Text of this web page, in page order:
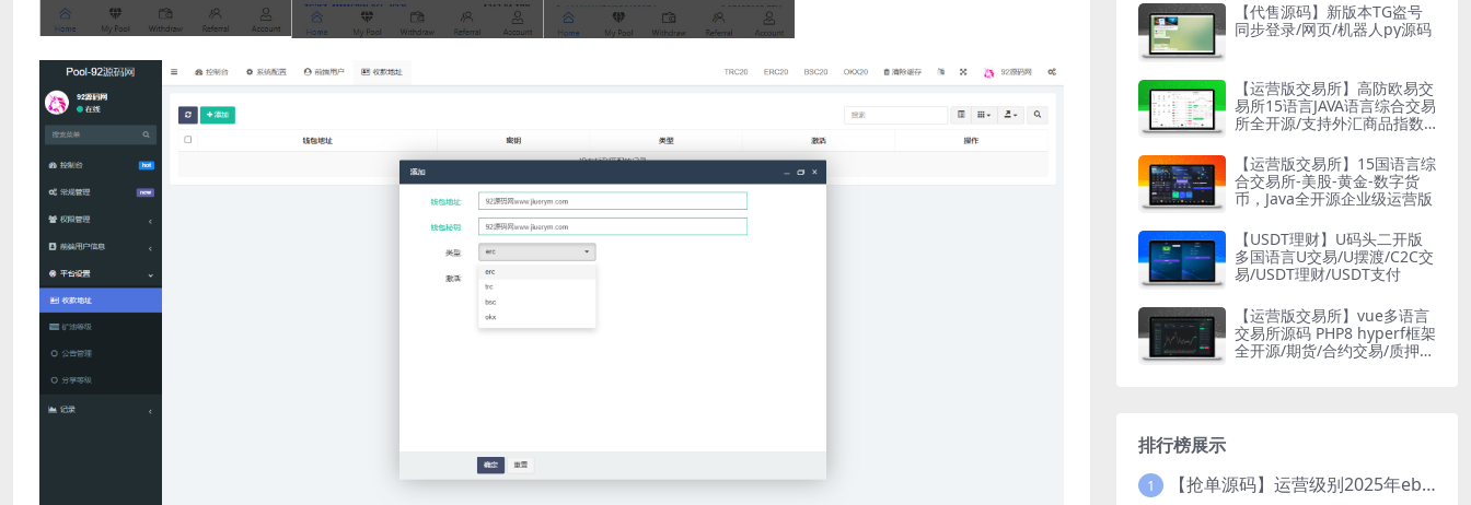
【代售源码】新版本TG盗号
同步登录/网页/机器人py源码
【运营版交易所】高防欧易交
易所15语言JAVA语言综合交易
所全开源/支持外汇商品指数
【运营版交易所】15国语言综
合交易所-美股-黄金-数字货
币，Java全开源企业级运营版
【USDT理财】U码头二开版
多国语言U交易/U摆渡/C2C交
易/USDT理财/USDT支付
【运营版交易所】vue多语言
交易所源码 PHP8 hyperf框架
全开源/期货/合约交易/质押生
排行榜展示
1 【抢单源码】运营级别2025年ebay易贝多语言抢单刷单系统/叠加组/打针/独立代理后台/订单自动匹配系统